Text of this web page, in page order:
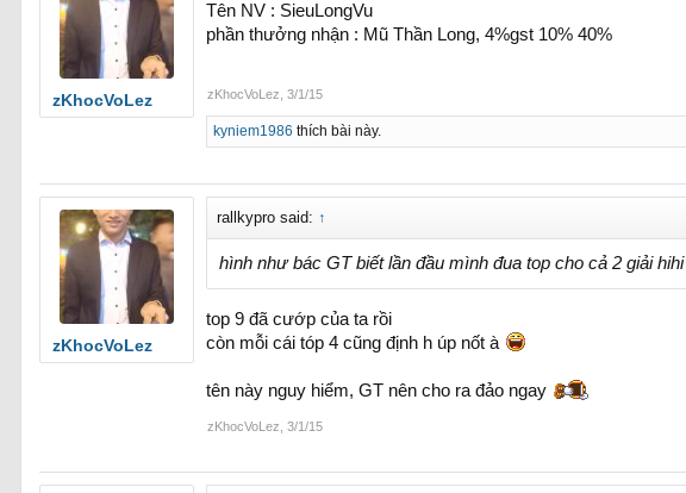
zKhocVoLez
Tên NV : SieuLongVu
phần thưởng nhận : Mũ Thần Long, 4%gst 10% 40%
zKhocVoLez 3/1/15
kyniem1986 thích bài này.
zKhocVoLez
rallkypro said: ↑
hình như bác GT biết lần đầu mình đua top cho cả 2 giải hihi
top 9 đã cướp của ta rồi
còn mỗi cái tóp 4 cũng định h úp nốt à
tên này nguy hiểm, GT nên cho ra đảo ngay
zKhocVoLez 3/1/15